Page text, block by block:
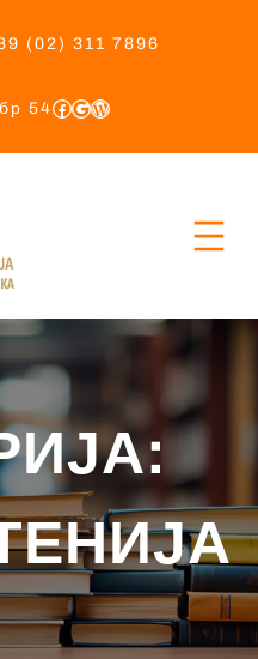
(02) 311 7896
54